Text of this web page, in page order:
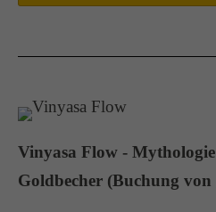
Vinyasa Flow -
Goldbecher (Buchung von